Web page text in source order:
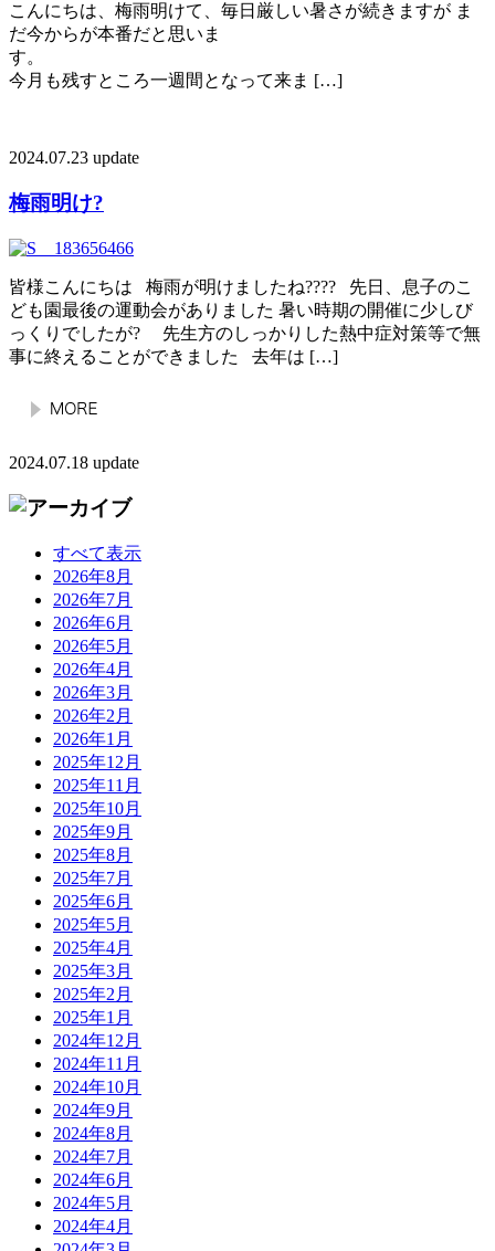
こんにちは、梅雨明けて、毎日厳しい暑さが続きますが ま
だ今からが本番だと思いま
今月も残すところ一週間となって来ま […]
2024.07.23 update
梅雨明け?
皆様こんにちは 梅雨が明けましたね???? 先日、息子のこ
ども園最後の運動会がありました 暑い時期の開催に少しび
っくりでしたが? 先生方のしっかりした熱中症対策等で無
事に終えることができました 去年は […]
2024.07.18 update
すべて表示
2026年8月
2026年7月
2026年6月
2026年5月
2026年4月
2026年3月
2026年2月
2026年1月
2025年12月
2025年11月
2025年10月
2025年9月
2025年8月
2025年7月
2025年6月
2025年5月
2025年4月
2025年3月
2025年2月
2025年1月
2024年12月
2024年11月
2024年10月
2024年9月
2024年8月
2024年7月
2024年6月
2024年5月
2024年4月